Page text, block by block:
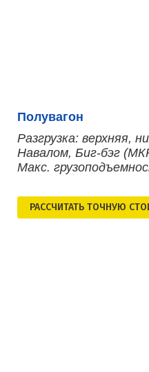
Полувагон
Разгрузка: верхняя,
Навалом, Биг-бэг
Макс.
РАСCЧИТАТЬ ТОЧНУЮ